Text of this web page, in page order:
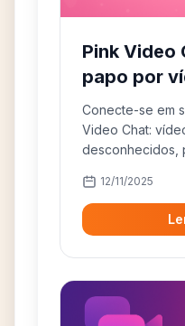
Pink Video
papo por
Conecte-se em
Video Chat:
desconhecidos,
12/11/2025